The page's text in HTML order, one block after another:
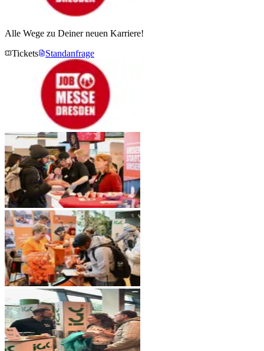
Alle Wege zu Deiner neuen Karriere!
Tickets
Standanfrage